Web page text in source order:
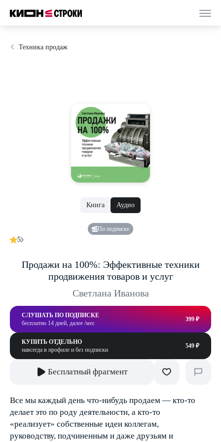
Техника продаж
Книга Аудио
По подписке
5
Продажи на 100%: Эффективные техники
продвижения товаров и услуг
Светлана Иванова
СЛУШАТЬ ПО ПОДПИСКЕ
бесплатно 14 дней, далее /мес
399 ₽
КУПИТЬ ОТДЕЛЬНО
навсегда в профиле и без подписки
549 ₽
Бесплатный фрагмент
Все мы каждый день что-нибудь продаем — кто-то
делает это по роду деятельности, а кто-то
«реализует» собственные идеи коллегам,
руководству, подчиненным и даже друзьям и